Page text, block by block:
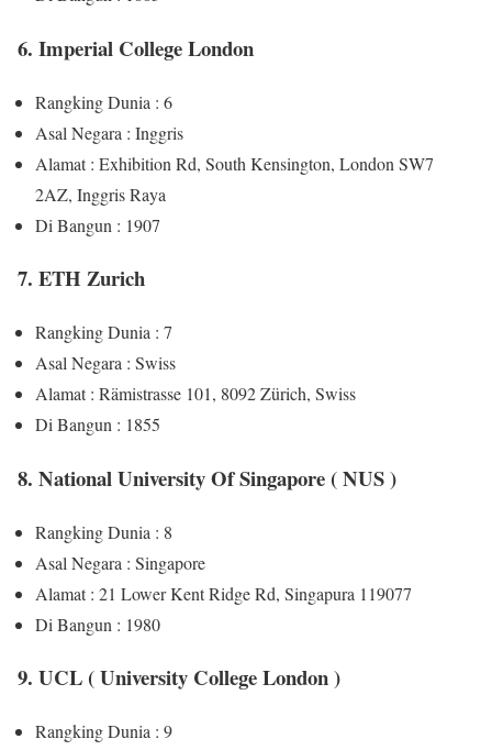
6. Imperial College London
Rangking Dunia : 6
Asal Negara : Inggris
Alamat : Exhibition Rd, South Kensington, London SW7
2AZ, Inggris Raya
Di Bangun : 1907
7. ETH Zurich
Rangking Dunia : 7
Asal Negara : Swiss
Alamat : Rämistrasse 101, 8092 Zürich, Swiss
Di Bangun : 1855
8. National University Of Singapore ( NUS )
Rangking Dunia : 8
Asal Negara : Singapore
Alamat : 21 Lower Kent Ridge Rd, Singapura 119077
Di Bangun : 1980
9. UCL ( University College London )
Rangking Dunia : 9